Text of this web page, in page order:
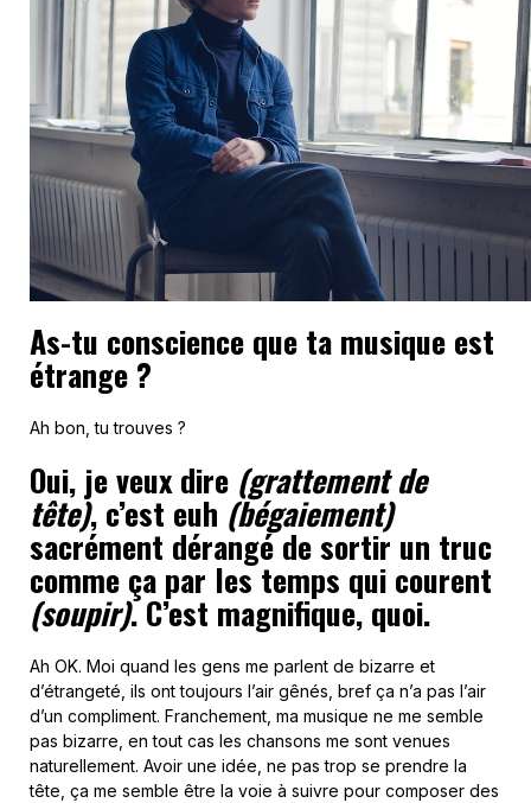
As-tu conscience que ta musique est
étrange ?
Ah bon, tu trouves ?
Oui, je veux dire (grattement de
tête), c’est euh (bégaiement)
sacrément dérangé de sortir un truc
comme ça par les temps qui courent
(soupir). C’est magnifique, quoi.
Ah OK. Moi quand les gens me parlent de bizarre et
d’étrangeté, ils ont toujours l’air gênés, bref ça n’a pas l’air
d’un compliment. Franchement, ma musique ne me semble
pas bizarre, en tout cas les chansons me sont venues
naturellement. Avoir une idée, ne pas trop se prendre la
tête, ça me semble être la voie à suivre pour composer des